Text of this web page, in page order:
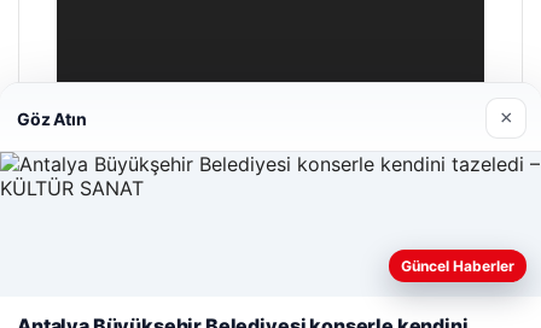
Hastaş Beton
Web sitemizi nasıl kullandığınızı daha iyi anlayabilmek,
Göz Atın ×
Güncel Haberler